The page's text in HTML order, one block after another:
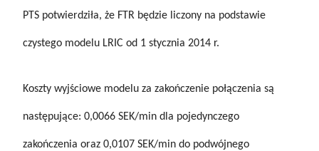
PTS potwierdziła, że FTR będzie liczony na podstawie
czystego modelu LRIC od 1 stycznia 2014 r.
Koszty wyjściowe modelu za zakończenie połączenia są
następujące: 0,0066 SEK/min dla pojedynczego
zakończenia oraz 0,0107 SEK/min do podwójnego